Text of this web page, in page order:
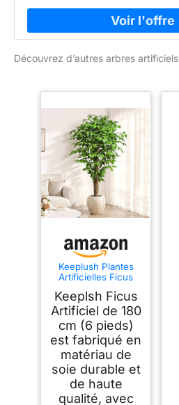
Découvrez d’autres arbres artificiels
Keeplush Plantes
Artificielles Ficus
Tronc en Bois
Naturel, Arbre
Artificiel avec 1300
Feuilles, Artificielle
Interieur pour Salon,
Chambre Décoration
Keeplsh Ficus
Artificiel de 180
cm (6 pieds)
est fabriqué en
matériau de
soie durable et
de haute
qualité, avec